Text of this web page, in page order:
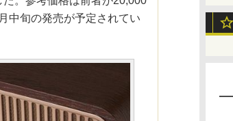
中旬の発売が予定されてい